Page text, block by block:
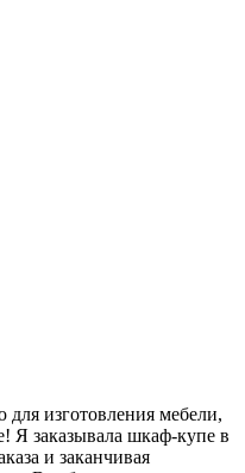
изготовления мебели,
Я заказывала шкаф-купе в
и заканчивая